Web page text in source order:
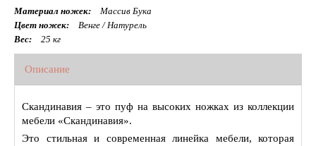
Материал ножек:
Массив Бука
Цвет ножек:
Венге / Натурель
Вес:
25 кг
Описание
Скандинавия – это пуф на высоких ножках из коллекции
мебели «Скандинавия».
Это стильная и современная линейка мебели, которая